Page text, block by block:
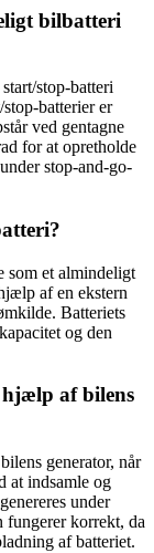
bilbatteri
stop-batteri
batterier er
ved gentagne
for at opretholde
stop-and-go-
som et almindeligt
af en ekstern
Batteriets
og den
hjælp af bilens
generator, når
at indsamle og
under
fungerer korrekt, da
af batteriet.